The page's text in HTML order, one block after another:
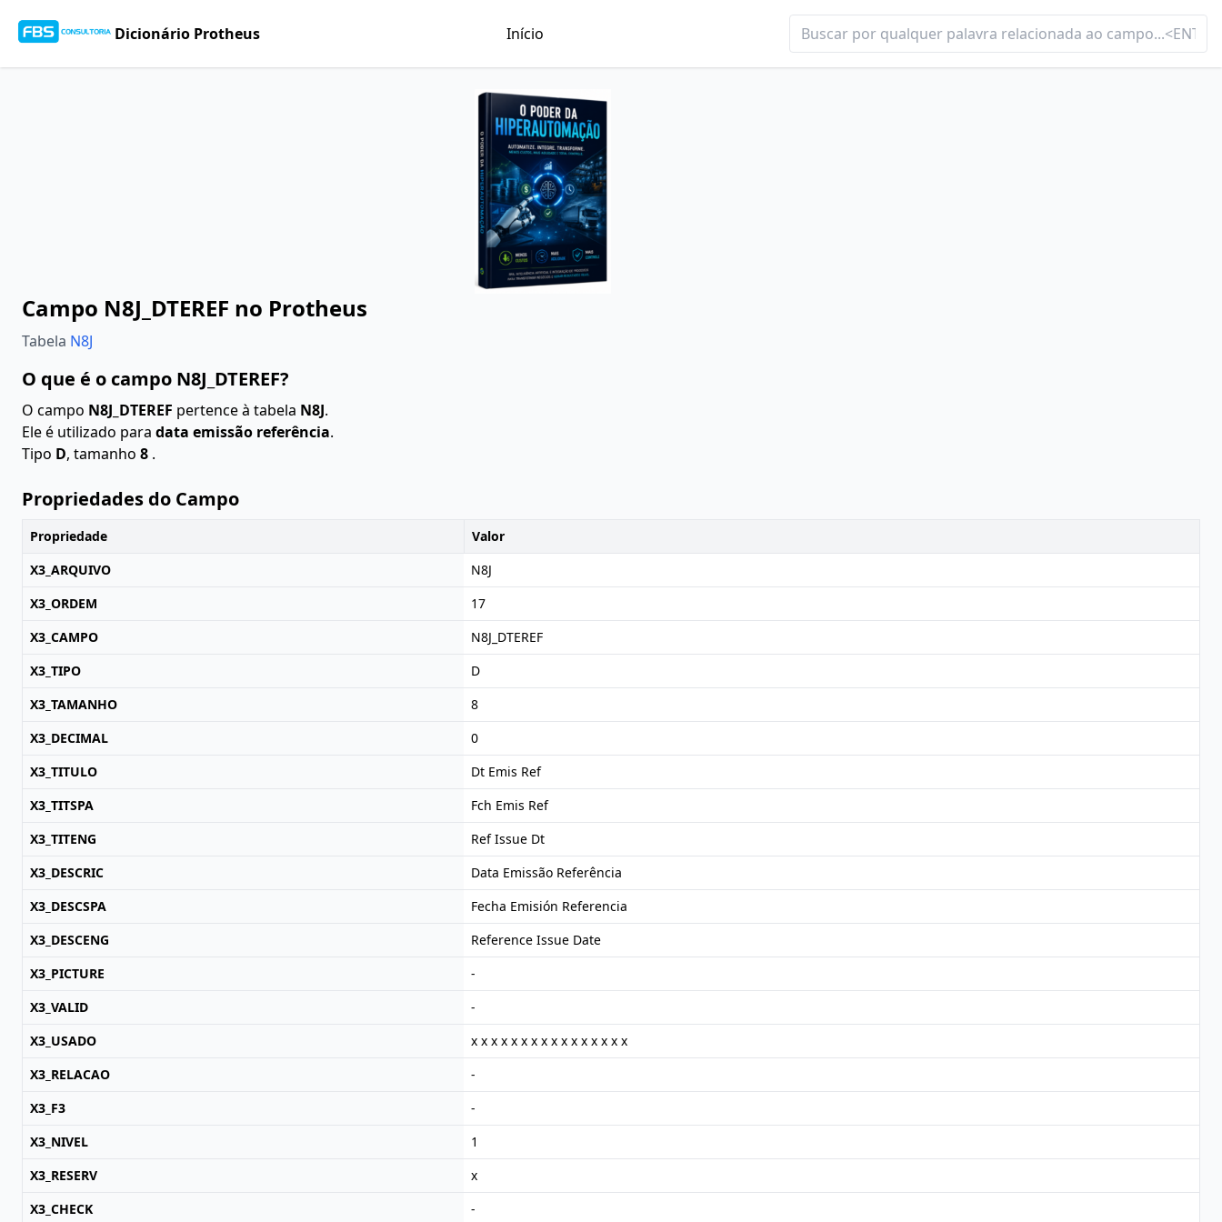
Dicionário Protheus Início
Campo N8J_DTEREF no Protheus
Tabela N8J
O que é o campo N8J_DTEREF?
O campo N8J_DTEREF pertence à tabela N8J.
Ele é utilizado para data emissão referência.
Tipo D, tamanho 8 .
Propriedades do Campo
Propriedade
Valor
X3_ARQUIVO
N8J
X3_ORDEM
17
X3_CAMPO
N8J_DTEREF
X3_TIPO
D
X3_TAMANHO
8
X3_DECIMAL
0
X3_TITULO
Dt Emis Ref
X3_TITSPA
Fch Emis Ref
X3_TITENG
Ref Issue Dt
X3_DESCRIC
Data Emissão Referência
X3_DESCSPA
Fecha Emisión Referencia
X3_DESCENG
Reference Issue Date
X3_PICTURE
-
X3_VALID
-
X3_USADO
x x x x x x x x x x x x x x x x
X3_RELACAO
-
X3_F3
-
X3_NIVEL
1
X3_RESERV
x
X3_CHECK
-